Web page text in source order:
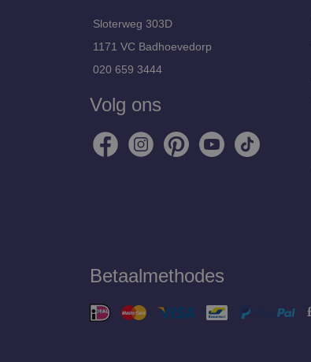
Sloterweg 303D
1171 VC Badhoevedorp
020 659 3444
Volg ons
Betaalmethodes